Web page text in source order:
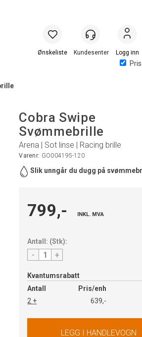
Logg inn
Cobra Swipe
Svømmebrille
Arena | Sot linse | Racing brille
Varenr: GO004195-120
Slik unngår du dugg på
799,- INKL. MVA
Antall: (Stk):
- +
Kvantumsrabatt
Antall
Pris/enh
2 +
639,-